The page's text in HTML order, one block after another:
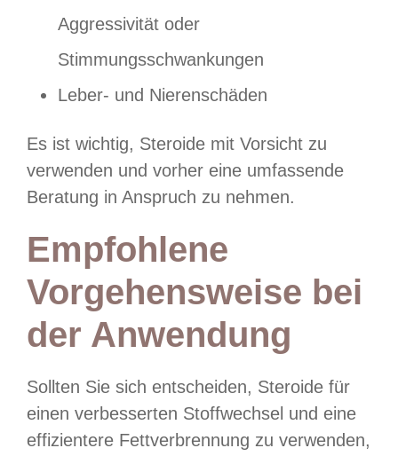
Aggressivität oder
Stimmungsschwankungen
Leber- und Nierenschäden
Es ist wichtig, Steroide mit Vorsicht zu
verwenden und vorher eine umfassende
Beratung in Anspruch zu nehmen.
Empfohlene
Vorgehensweise bei
der Anwendung
Sollten Sie sich entscheiden, Steroide für
einen verbesserten Stoffwechsel und eine
effizientere Fettverbrennung zu verwenden,